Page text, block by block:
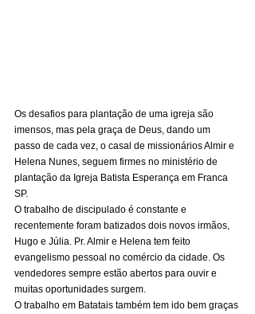
Os desafios para plantação de uma igreja são
imensos, mas pela graça de Deus, dando um
passo de cada vez, o casal de missionários Almir e
Helena Nunes, seguem firmes no ministério de
plantação da Igreja Batista Esperança em Franca
SP.
O trabalho de discipulado é constante e
recentemente foram batizados dois novos irmãos,
Hugo e Júlia. Pr. Almir e Helena tem feito
evangelismo pessoal no comércio da cidade. Os
vendedores sempre estão abertos para ouvir e
muitas oportunidades surgem.
O trabalho em Batatais também tem ido bem graças